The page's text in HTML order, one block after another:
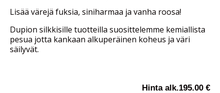
Lisää värejä fuksia, siniharmaa ja vanha roosa!
Dupion silkkisille tuotteilla suosittelemme kemiallista
pesua jotta kankaan alkuperäinen koheus ja väri
säilyvät.
Hinta alk.195.00 €